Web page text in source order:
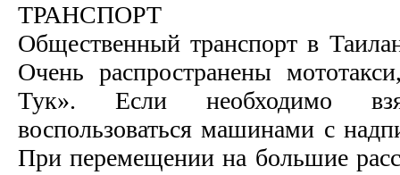
ТРАНСПОРТ
Общественный транспорт в
Очень распространены
Тук». Если необходимо
воспользоваться машинами с
При перемещении на большие